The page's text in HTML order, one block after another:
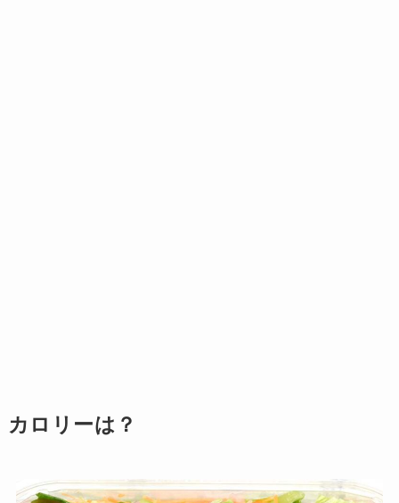
カロリーは？